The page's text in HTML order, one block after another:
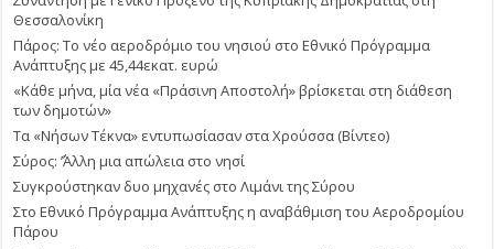
Θεσσαλονίκη
Πάρος: Το νέο αεροδρόμιο του νησιού στο Εθνικό Πρόγραμμα
Ανάπτυξης με 45,44εκατ. ευρώ
«Κάθε μήνα, μία νέα «Πράσινη Αποστολή» βρίσκεται στη διάθεση
των δημοτών»
Τα «Νήσων Τέκνα» εντυπωσίασαν στα Χρούσσα (Βίντεο)
Σύρος: ΄’Άλλη μια απώλεια στο νησί
Συγκρούστηκαν δυο μηχανές στο Λιμάνι της Σύρου
Στο Εθνικό Πρόγραμμα Ανάπτυξης η αναβάθμιση του Αεροδρομίου
Πάρου